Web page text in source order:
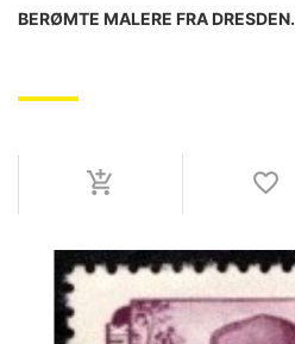
BERØMTE MALERE FRA DRESDEN.